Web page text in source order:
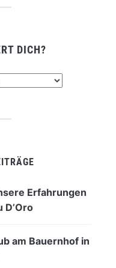
DICH?
Erfahrungen
D’Oro
am Bauernhof in